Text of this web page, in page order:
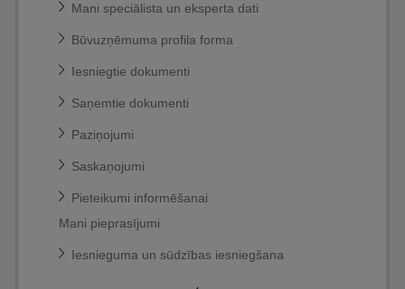
Mani speciālista un eksperta dati
Būvuzņēmuma profila forma
Iesniegtie dokumenti
Saņemtie dokumenti
Paziņojumi
Saskaņojumi
Pieteikumi informēšanai
Mani pieprasījumi
Iesnieguma un sūdzības iesniegšana